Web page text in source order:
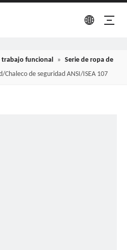
trabajo funcional » Serie de ropa de
Chaleco de seguridad ANSI/ISEA 107